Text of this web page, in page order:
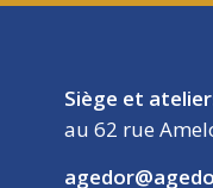
Siège et
au 62 rue